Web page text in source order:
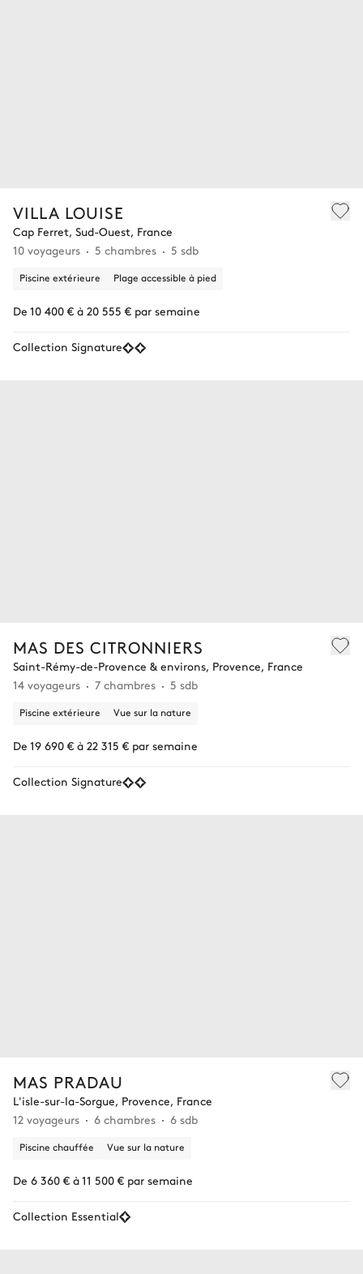
VILLA LOUISE
Cap Ferret, Sud-Ouest, France
10 voyageurs
5 chambres 5 sdb
Piscine extérieure Plage accessible à pied
De 10 400 € à 20 555 € par semaine
Collection Signature
MAS DES CITRONNIERS
Saint-Rémy-de-Provence & environs, Provence, France
14 voyageurs
7 chambres 5 sdb
Piscine extérieure Vue sur la nature
De 19 690 € à 22 315 € par semaine
Collection Signature
MAS PRADAU
L'isle-sur-la-Sorgue, Provence, France
12 voyageurs
6 chambres 6 sdb
Piscine chauffée Vue sur la nature
De 6 360 € à 11 500 € par semaine
Collection Essential